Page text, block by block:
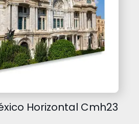
Horizontal Cmh23